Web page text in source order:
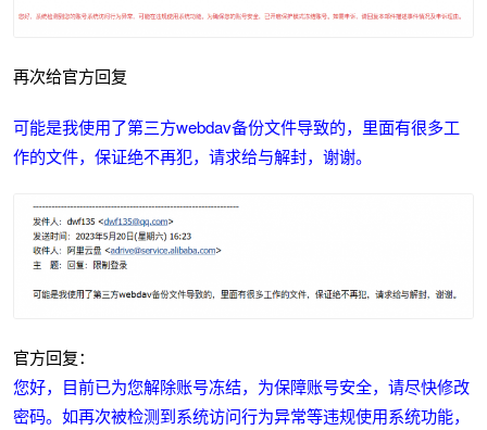
再次给官方回复
可能是我使用了第三方webdav备份文件导致的，里面有很多工
作的文件，保证绝不再犯，请求给与解封，谢谢。
官方回复：
您好，目前已为您解除账号冻结，为保障账号安全，请尽快修改
密码。如再次被检测到系统访问行为异常等违规使用系统功能，